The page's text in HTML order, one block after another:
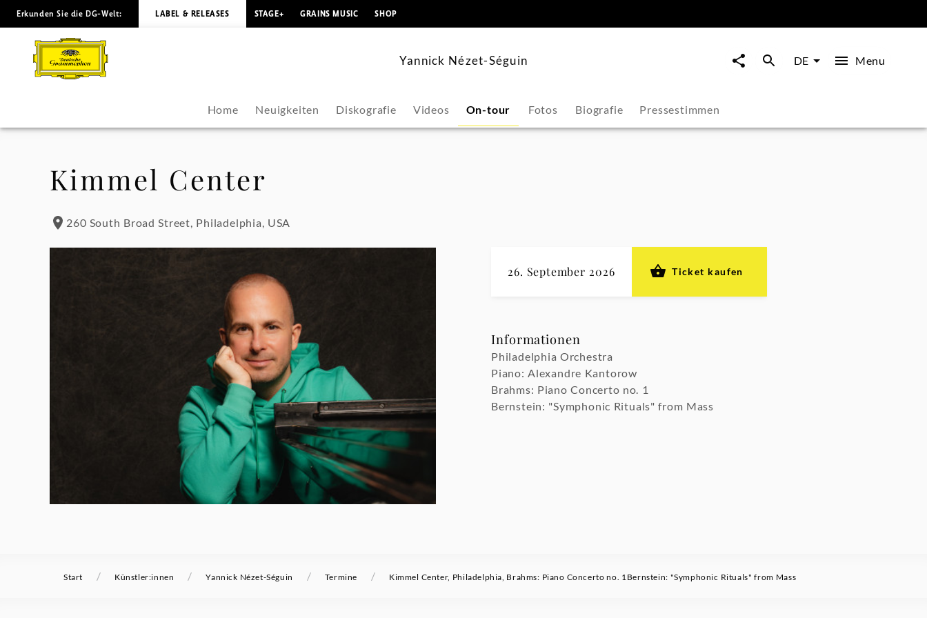
Yannick
Nézet-
-
Konzerte
Veranstaltungen
Erkunden Sie die DG-Welt: LABEL & RELEASES STAGE+ GRAINS MUSIC SHOP
Yannick Nézet-Séguin DE Menu
Home Neuigkeiten Diskografie Videos On-tour Fotos Biografie Pressestimmen
Kimmel Center
260 South Broad Street, Philadelphia, USA
26. September 2026 Ticket kaufen
Informationen
Philadelphia Orchestra
Piano: Alexandre Kantorow
Brahms: Piano Concerto no. 1
Bernstein: "Symphonic Rituals" from Mass
Start / Künstler:innen / Yannick Nézet-Séguin / Termine / Kimmel Center, Philadelphia, Brahms: Piano Concerto no. 1Bernstein: "Symphonic Rituals" from Mass